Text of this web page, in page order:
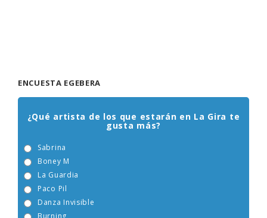
¿Qué artista de los que estarán en La Gira te
gusta más?
Boney M